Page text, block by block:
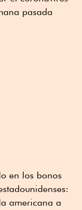
pasada
en los bonos
americana a